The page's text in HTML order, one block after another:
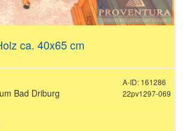
ca. 40x65 cm
A-ID: 161286
22pv1297-069
Bad Driburg